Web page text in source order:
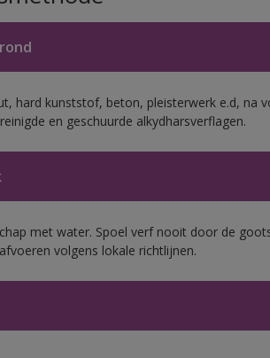
hard kunststof, beton, pleisterwerk e.d, na
en geschuurde alkydharsverflagen.
met water. Spoel verf nooit door de
volgens lokale richtlijnen.